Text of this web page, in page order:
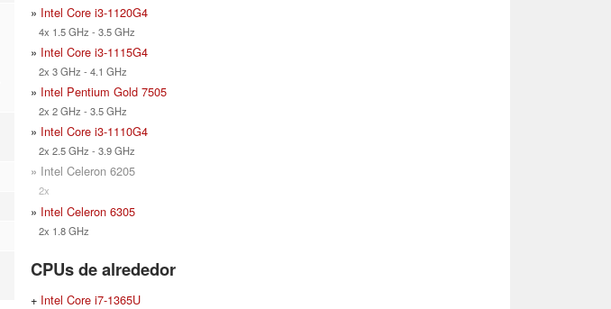
» Intel Core i3-1120G4
4x 1.5 GHz - 3.5 GHz
» Intel Core i3-1115G4
2x 3 GHz - 4.1 GHz
» Intel Pentium Gold 7505
2x 2 GHz - 3.5 GHz
» Intel Core i3-1110G4
2x 2.5 GHz - 3.9 GHz
» Intel Celeron 6205
2x
» Intel Celeron 6305
2x 1.8 GHz
CPUs de alrededor
+ Intel Core i7-1365U